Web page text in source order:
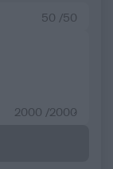
50 /50
2000 /2000